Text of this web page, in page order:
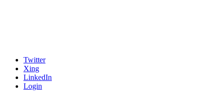
Twitter
Xing
LinkedIn
Login